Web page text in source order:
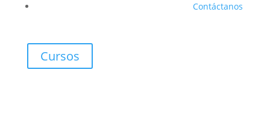
Contáctanos
Cursos